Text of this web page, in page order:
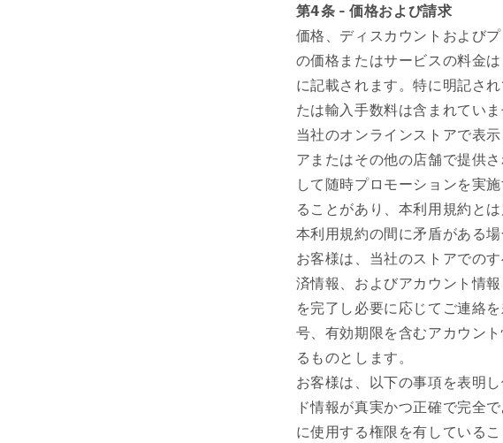
第4条 - 価格および請求
価格、ディスカウントおよび
の価格またはサービスの料金
に記載されます。特に明記さ
たは輸入手数料は含まれていま
当社のオンラインストアで表
アまたはその他の店舗で提供
して随時プロモーションを実
ることがあり、本利用規約と
本利用規約の間に矛盾がある
お客様は、当社のストアでの
済情報、およびアカウント情
を完了し必要に応じてご連絡
号、有効期限を含むアカウン
るものとします。
お客様は、以下の事項を表明
ド情報が真実かつ正確で完全
に使用する権限を有している